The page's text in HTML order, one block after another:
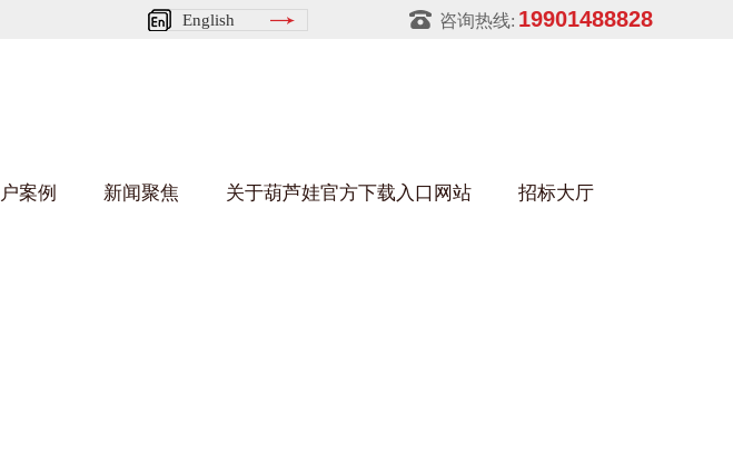
咨询热线: 19901488828
English
下载进入架
葫芦娃HULUWA污官方下载入口网站
案例 新闻聚焦 关于葫芦娃官方下载入口网站 招标大厅